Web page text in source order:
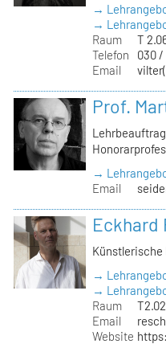
→
→
Raum
T
Telefon
030 /
Email
Prof.
→
Email
Eckhard
→
→
Raum
T2.02
Email
Website